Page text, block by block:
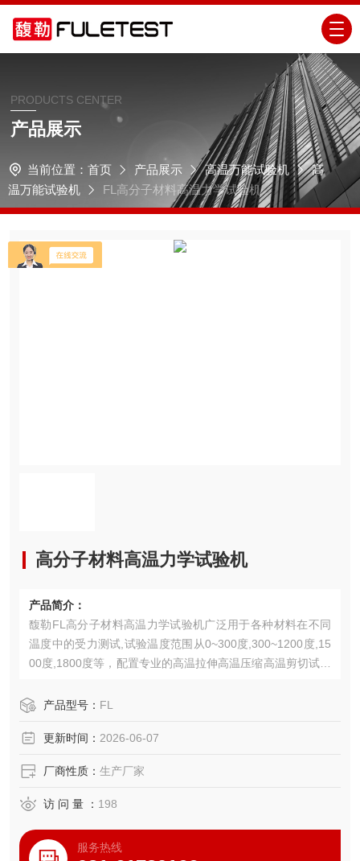
PRODUCTS CENTER
产品展示
当前位置： 首页 产品展示 高温万能试验机
高
温万能试验机
FL高分子材料高温力学试验机
高分子材料高温力学试验机
产品简介：
馥勒FL高分子材料高温力学试验机广泛用于各种材料在不同
温度中的受力测试,试验温度范围从0~300度,300~1200度,15
00度,1800度等，配置专业的高温拉伸高温压缩高温剪切试验
SOFLJIS等多种试验标准。
产品型号： FL
更新时间： 2026-06-07
厂商性质： 生产厂家
访 问 量 ： 198
服务热线